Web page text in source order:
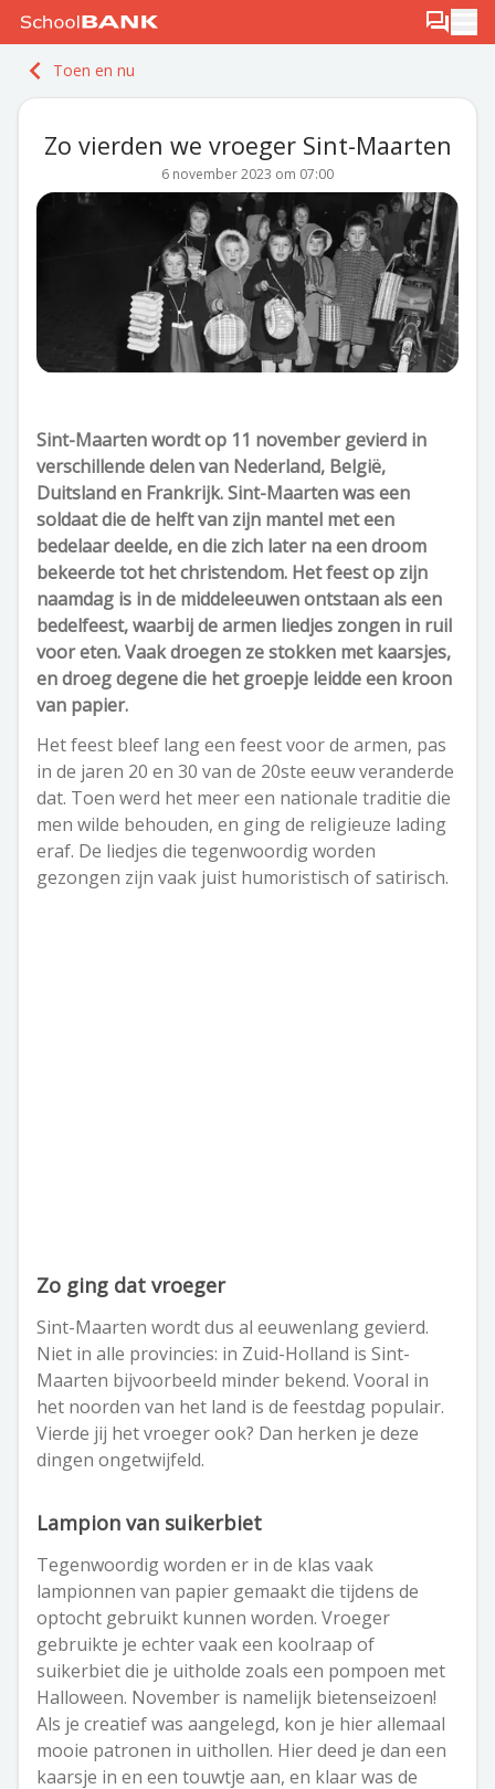
Ga naar de inhoud Berichten
Meld je gratis aan
Toen en nu
Zo vierden we vroeger Sint-Maarten
6 november 2023 om 07:00
Sint-Maarten wordt op 11 november gevierd in
verschillende delen van Nederland, België,
Duitsland en Frankrijk. Sint-Maarten was een
soldaat die de helft van zijn mantel met een
bedelaar deelde, en die zich later na een droom
bekeerde tot het christendom. Het feest op zijn
naamdag is in de middeleeuwen ontstaan als een
bedelfeest, waarbij de armen liedjes zongen in ruil
voor eten. Vaak droegen ze stokken met kaarsjes,
en droeg degene die het groepje leidde een kroon
van papier.
Het feest bleef lang een feest voor de armen, pas
in de jaren 20 en 30 van de 20ste eeuw veranderde
dat. Toen werd het meer een nationale traditie die
men wilde behouden, en ging de religieuze lading
eraf. De liedjes die tegenwoordig worden
gezongen zijn vaak juist humoristisch of satirisch.
Zo ging dat vroeger
Sint-Maarten wordt dus al eeuwenlang gevierd.
Niet in alle provincies: in Zuid-Holland is Sint-
Maarten bijvoorbeeld minder bekend. Vooral in
het noorden van het land is de feestdag populair.
Vierde jij het vroeger ook? Dan herken je deze
dingen ongetwijfeld.
Lampion van suikerbiet
Tegenwoordig worden er in de klas vaak
lampionnen van papier gemaakt die tijdens de
optocht gebruikt kunnen worden. Vroeger
gebruikte je echter vaak een koolraap of
suikerbiet die je uitholde zoals een pompoen met
Halloween. November is namelijk bietenseizoen!
Als je creatief was aangelegd, kon je hier allemaal
mooie patronen in uithollen. Hier deed je dan een
kaarsje in en een touwtje aan, en klaar was de